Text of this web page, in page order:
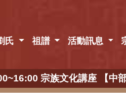
氏 祖譜 活動訊息
宗族文化講座 【中部場